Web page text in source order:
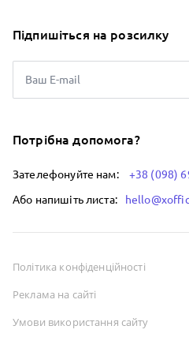
Підпишіться на розсилку
Потрібна допомога?
Зателефонуйте нам:
+38 (098)
Або напишіть листа:
Політика конфіденційності
Реклама на сайті
Умови використання сайту